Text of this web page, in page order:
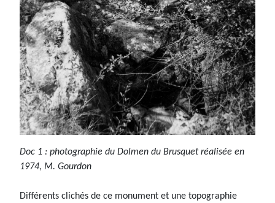
Doc 1 : photographie du Dolmen du Brusquet réalisée en
1974, M. Gourdon
Différents clichés de ce monument et une topographie